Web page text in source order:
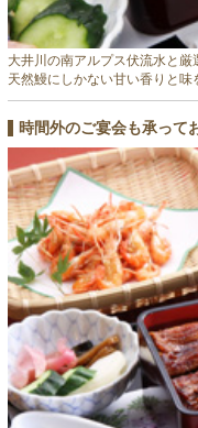
大井川の南アルプス伏流水と厳
天然鰻にしかない甘い香りと味
時間外のご宴会も承って